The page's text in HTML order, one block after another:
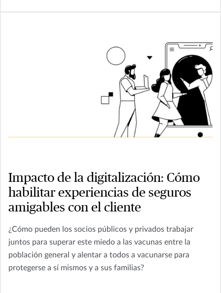
Impacto de la digitalización: Cómo
habilitar experiencias de seguros
amigables con el cliente
¿Cómo pueden los socios públicos y privados trabajar
juntos para superar este miedo a las vacunas entre la
población general y alentar a todos a vacunarse para
protegerse a sí mismos y a sus familias?